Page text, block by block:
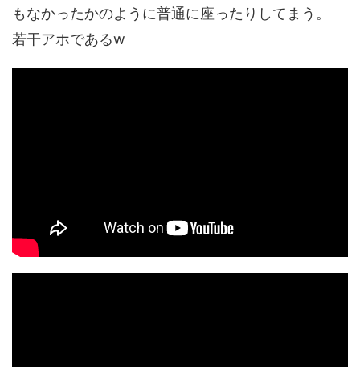
もなかったかのように普通に座ったりしてまう。
若干アホであるw